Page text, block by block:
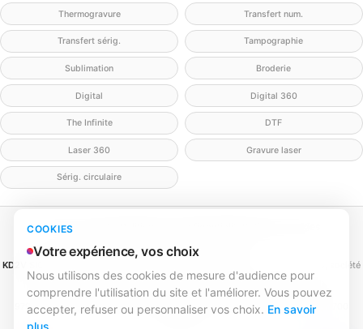
COOKIES
Votre expérience, vos choix
Nous utilisons des cookies de mesure d'audience pour
comprendre l'utilisation du site et l'améliorer. Vous pouvez
accepter, refuser ou personnaliser vos choix. En savoir
plus
Thermogravure Transfert num.
Transfert sérig. Tampographie
Sublimation Broderie
Digital Digital 360
The Infinite DTF
Laser 360 Gravure laser
Sérig. circulaire
Mentions légales
KD2V SIGNA & EVENTA
(MEILLEURECOMMUNICATION.COM - KD2V) — SAS, société
par actions simplifiée
SIREN 979 428 133 · SIRET 979 428 133 00016 · TVA FR84979428133
979 428 133 R.C.S. Bordeaux · Capital 1 000,00 € · 31 rue Caroline Aigle, 33700